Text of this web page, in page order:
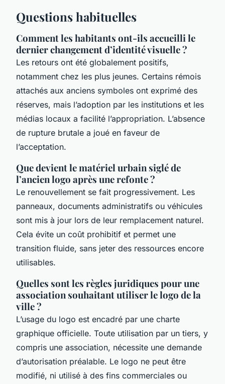
Questions habituelles
Comment les habitants ont-ils accueilli le
dernier changement d’identité visuelle ?
Les retours ont été globalement positifs,
notamment chez les plus jeunes. Certains rémois
attachés aux anciens symboles ont exprimé des
réserves, mais l’adoption par les institutions et les
médias locaux a facilité l’appropriation. L’absence
de rupture brutale a joué en faveur de
l’acceptation.
Que devient le matériel urbain siglé de
l’ancien logo après une refonte ?
Le renouvellement se fait progressivement. Les
panneaux, documents administratifs ou véhicules
sont mis à jour lors de leur remplacement naturel.
Cela évite un coût prohibitif et permet une
transition fluide, sans jeter des ressources encore
utilisables.
Quelles sont les règles juridiques pour une
association souhaitant utiliser le logo de la
ville ?
L’usage du logo est encadré par une charte
graphique officielle. Toute utilisation par un tiers, y
compris une association, nécessite une demande
d’autorisation préalable. Le logo ne peut être
modifié, ni utilisé à des fins commerciales ou